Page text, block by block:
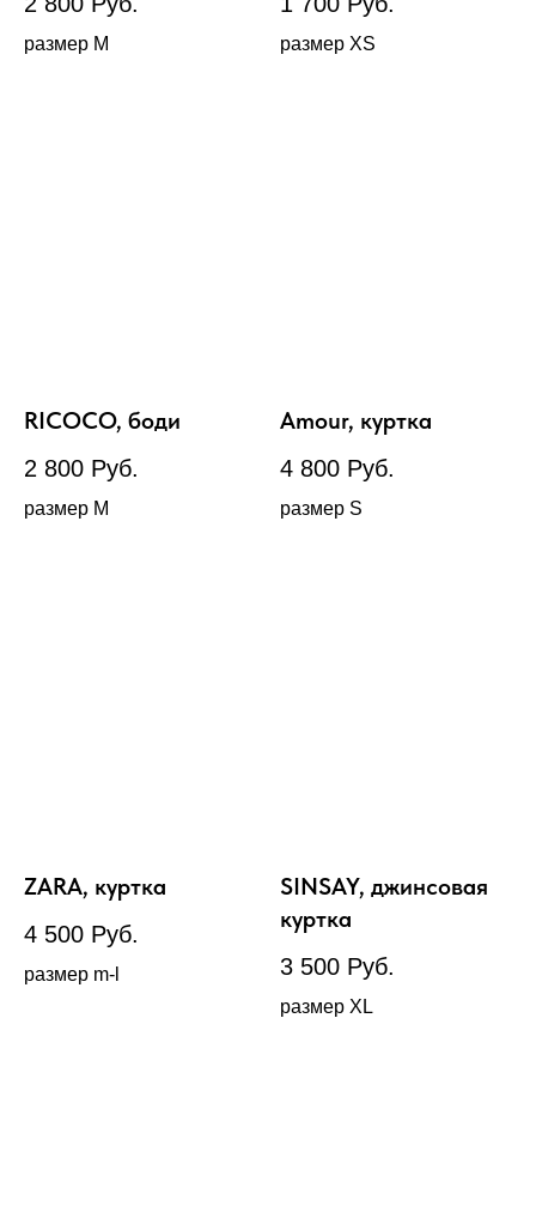
размер М размер XS
RICOCO, боди
2 800 Руб.
размер М
Amour, куртка
4 800 Руб.
размер S
ZARA, куртка
4 500 Руб.
размер m-l
SINSAY, джинсовая
куртка
3 500 Руб.
размер XL